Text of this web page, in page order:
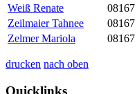
Weiß Renate
Zeilmaier Tahnee
08167
Zelmer Mariola
drucken nach oben
Quicklinks